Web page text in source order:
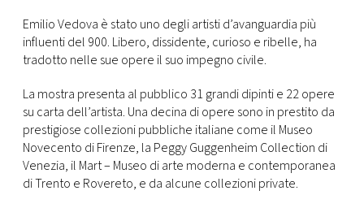
Emilio Vedova è stato uno degli artisti d’avanguardia più
influenti del 900. Libero, dissidente, curioso e ribelle, ha
tradotto nelle sue opere il suo impegno civile.
La mostra presenta al pubblico 31 grandi dipinti e 22 opere
su carta dell’artista. Una decina di opere sono in prestito da
prestigiose collezioni pubbliche italiane come il Museo
Novecento di Firenze, la Peggy Guggenheim Collection di
Venezia, il Mart – Museo di arte moderna e contemporanea
di Trento e Rovereto, e da alcune collezioni private.